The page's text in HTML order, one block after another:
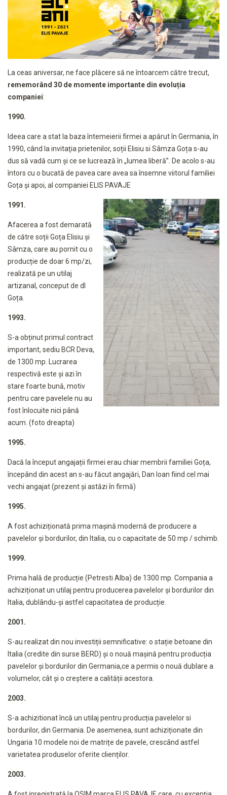
La ceas aniversar, ne face plăcere să ne întoarcem către trecut,
rememorând 30 de momente importante din evoluția
companiei:
1990.
Ideea care a stat la baza întemeierii firmei a apărut în Germania, în
1990, când la invitaţia prietenilor, soții Elisiu si Sâmza Goța s-au
dus să vadă cum şi ce se lucrează în „lumea liberă”. De acolo s-au
întors cu o bucată de pavea care avea sa însemne viitorul familiei
Goța și apoi, al companiei ELIS PAVAJE
1991.
Afacerea a fost demarată
de către soții Goța Elisiu și
Sâmza, care au pornit cu o
producție de doar 6 mp/zi,
realizată pe un utilaj
artizanal, conceput de dl
Goța.
1993.
S-a obținut primul contract
important, sediu BCR Deva,
de 1300 mp. Lucrarea
respectivă este și azi în
stare foarte bună, motiv
pentru care pavelele nu au
fost înlocuite nici până
acum. (foto dreapta)
1995.
Dacă la început angajații firmei erau chiar membrii familiei Goța,
începând din acest an s-au făcut angajări, Dan Ioan fiind cel mai
vechi angajat (prezent și astăzi în firmă)
1995.
A fost achiziționată prima mașină modernă de producere a
pavelelor și bordurilor, din Italia, cu o capacitate de 50 mp / schimb.
1999.
Prima hală de producție (Petresti Alba) de 1300 mp. Compania a
achiziționat un utilaj pentru producerea pavelelor și bordurilor din
Italia, dublându-și astfel capacitatea de producție.
2001.
S-au realizat din nou investiții semnificative: o stație betoane din
Italia (credite din surse BERD) și o nouă mașină pentru producția
pavelelor și bordurilor din Germania,ce a permis o nouă dublare a
volumelor, cât și o creștere a calității acestora.
2003.
S-a achizitionat încă un utilaj pentru producția pavelelor si
bordurilor, din Germania. De asemenea, sunt achiziționate din
Ungaria 10 modele noi de matrițe de pavele, crescând astfel
varietatea produselor oferite clienților.
2003.